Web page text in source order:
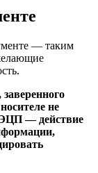
— таким
не
ЭЦП — действие